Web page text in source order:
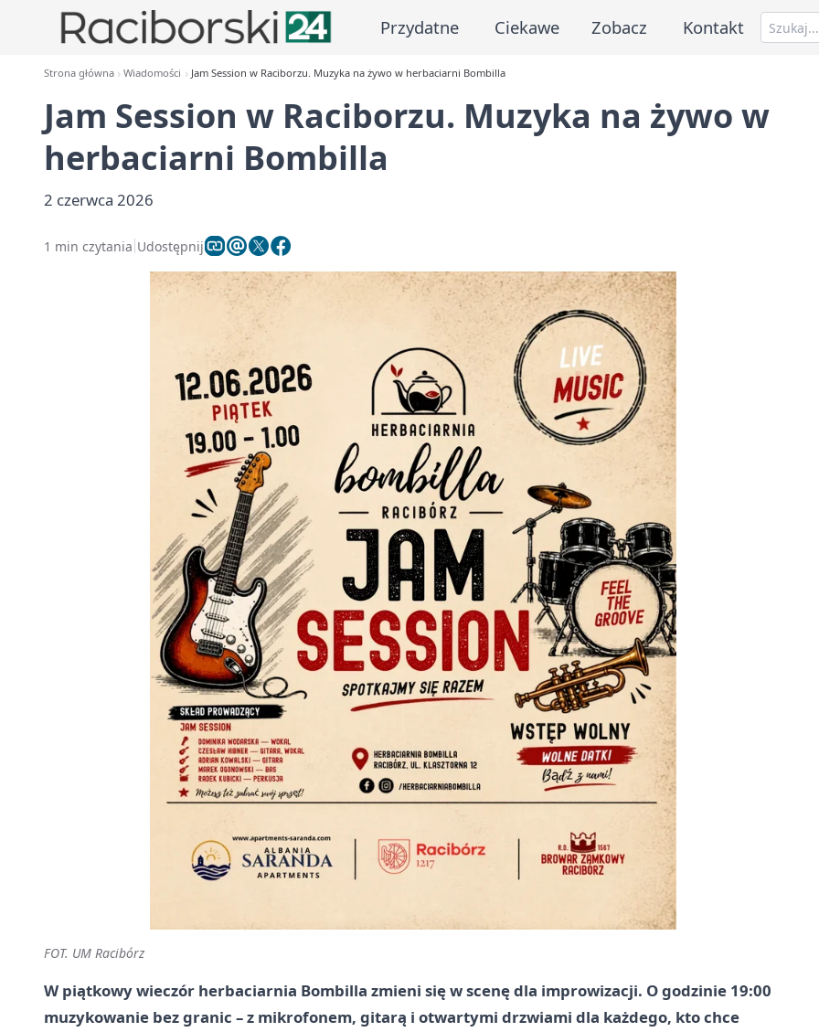
Przydatne Ciekawe Zobacz Kontakt
Strona główna Wiadomości Jam Session w Raciborzu. Muzyka na żywo w herbaciarni Bombilla
Jam Session w Raciborzu. Muzyka na żywo w
herbaciarni Bombilla
2 czerwca 2026
1 min czytania Udostępnij
FOT. UM Racibórz
W piątkowy wieczór herbaciarnia Bombilla zmieni się w scenę dla improwizacji. O godzinie 19:00
muzykowanie bez granic – z mikrofonem, gitarą i otwartymi drzwiami dla każdego, kto chce